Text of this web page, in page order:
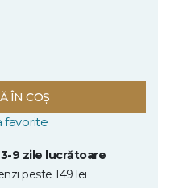
ÎN COȘ
favorite
3-9 zile lucrătoare
peste 149 lei